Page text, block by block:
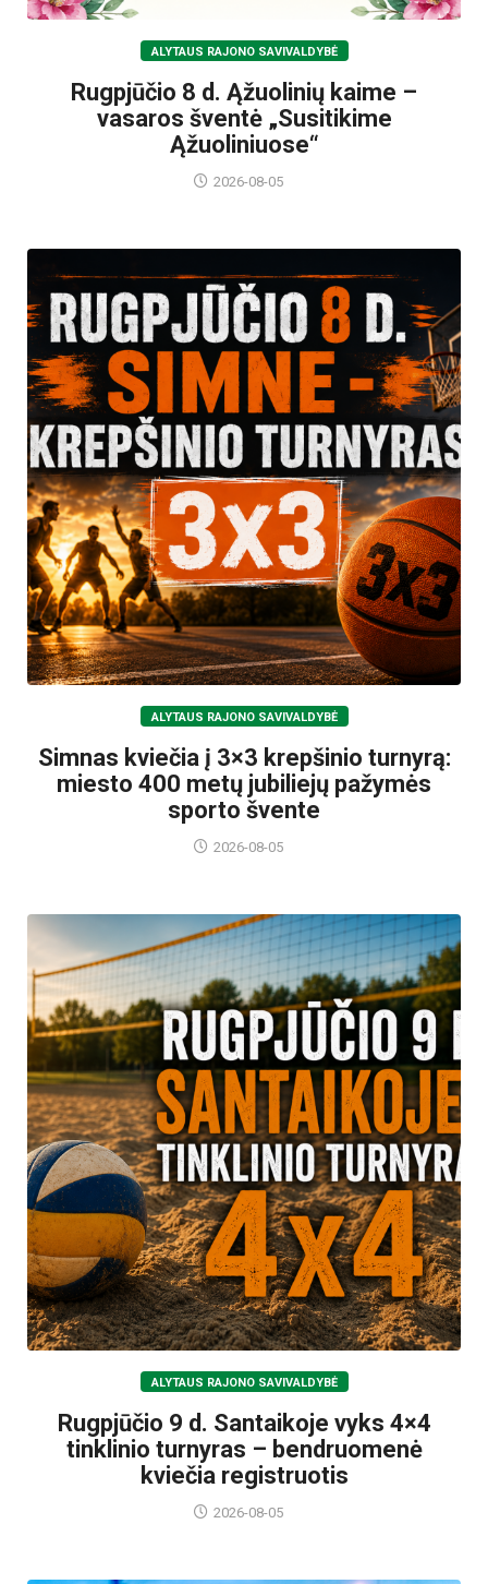
ALYTAUS RAJONO SAVIVALDYBĖ
Rugpjūčio 8 d. Ąžuolinių kaime –
vasaros šventė „Susitikime
Ąžuoliniuose“
2026-08-05
ALYTAUS RAJONO SAVIVALDYBĖ
Simnas kviečia į 3×3 krepšinio turnyrą:
miesto 400 metų jubiliejų pažymės
sporto švente
2026-08-05
ALYTAUS RAJONO SAVIVALDYBĖ
Rugpjūčio 9 d. Santaikoje vyks 4×4
tinklinio turnyras – bendruomenė
kviečia registruotis
2026-08-05